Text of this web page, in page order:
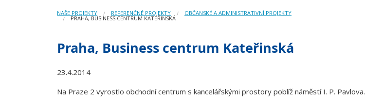
NAŠE PROJEKTY REFERENČNÉ PROJEKTY OBČANSKÉ A ADMINISTRATIVNÍ PROJEKTY
PRAHA, BUSINESS CENTRUM KATEŘINSKÁ
Praha, Business centrum Kateřinská
23.4.2014
Na Praze 2 vyrostlo obchodní centrum s kancelářskými prostory poblíž náměstí I. P. Pavlova.